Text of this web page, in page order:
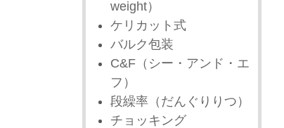
weight）
ケリカット式
バルク包装
C&F（シー・アンド・エ
フ）
段繰率（だんぐりりつ）
チョッキング